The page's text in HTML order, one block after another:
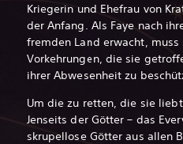
Kriegerin und Ehefrau von
der Anfang. Als Faye nach
fremden Land erwacht,
Vorkehrungen, die sie
ihrer Abwesenheit zu
Um die zu retten, die sie
Jenseits der Götter – das
skrupellose Götter aus allen